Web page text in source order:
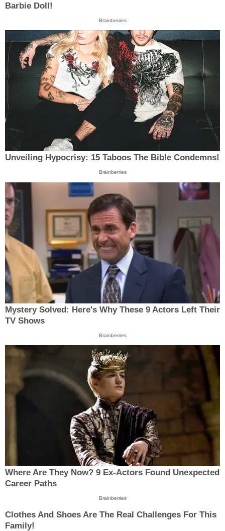
Barbie Doll!
Brainberries
Unveiling Hypocrisy: 15 Taboos The Bible Condemns!
Brainberries
Mystery Solved: Here's Why These 9 Actors Left Their
TV Shows
Brainberries
Where Are They Now? 9 Ex-Actors Found Unexpected
Career Paths
Brainberries
Clothes And Shoes Are The Real Challenges For This
Family!